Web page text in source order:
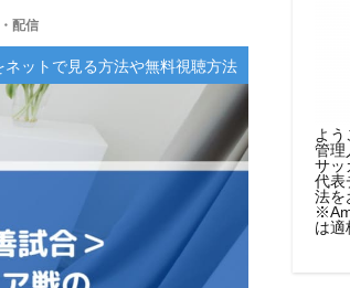
配信
ネットで見る方法や無料視聴方法
よう
管理
サッ
代表
法を
は適